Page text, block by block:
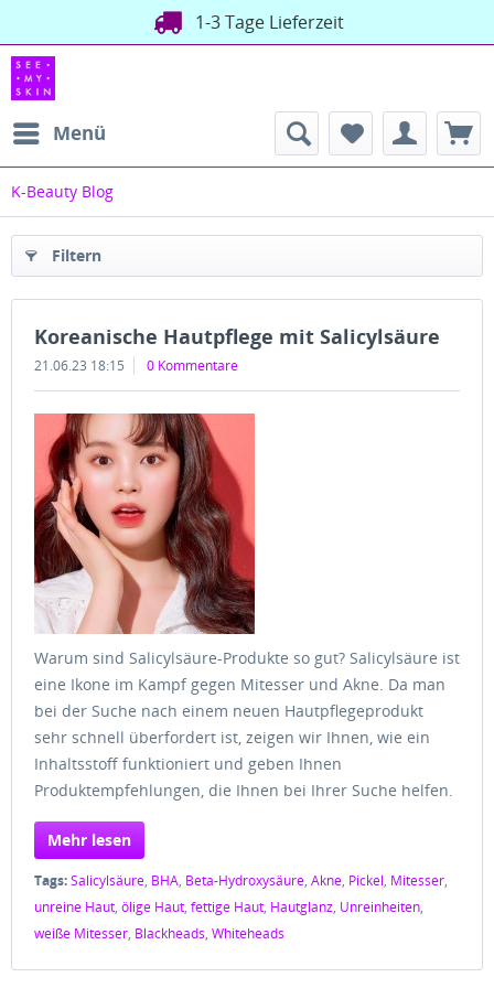
1-3 Tage Lieferzeit
Menü
K-Beauty Blog
Filtern
Koreanische Hautpflege mit Salicylsäure
21.06.23 18:15 0 Kommentare
Warum sind Salicylsäure-Produkte so gut? Salicylsäure ist
eine Ikone im Kampf gegen Mitesser und Akne. Da man
bei der Suche nach einem neuen Hautpflegeprodukt
sehr schnell überfordert ist, zeigen wir Ihnen, wie ein
Inhaltsstoff funktioniert und geben Ihnen
Produktempfehlungen, die Ihnen bei Ihrer Suche helfen.
Mehr lesen
Tags:Salicylsäure, BHA, Beta-Hydroxysäure, Akne, Pickel, Mitesser,
unreine Haut, ölige Haut, fettige Haut, Hautglanz, Unreinheiten,
weiße Mitesser, Blackheads, Whiteheads